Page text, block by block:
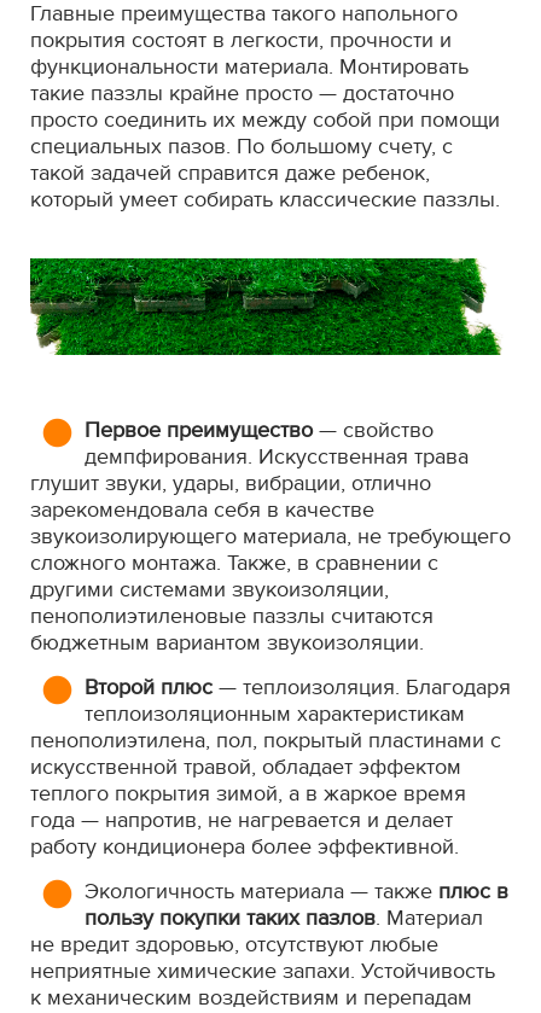
Главные преимущества такого напольного
покрытия состоят в легкости, прочности и
функциональности материала. Монтировать
такие паззлы крайне просто — достаточно
просто соединить их между собой при помощи
специальных пазов. По большому счету, с
такой задачей справится даже ребенок,
который умеет собирать классические паззлы.
Первое преимущество— свойство
демпфирования. Искусственная трава
глушит звуки, удары, вибрации, отлично
зарекомендовала себя в качестве
звукоизолирующего материала, не требующего
сложного монтажа. Также, в сравнении с
другими системами звукоизоляции,
пенополиэтиленовые паззлы считаются
бюджетным вариантом звукоизоляции.
Второй плюс — теплоизоляция. Благодаря
теплоизоляционным характеристикам
пенополиэтилена, пол, покрытый пластинами с
искусственной травой, обладает эффектом
теплого покрытия зимой, а в жаркое время
года — напротив, не нагревается и делает
работу кондиционера более эффективной.
Экологичность материала — также плюс в
пользу покупки таких пазлов. Материал
не вредит здоровью, отсутствуют любые
неприятные химические запахи. Устойчивость
к механическим воздействиям и перепадам